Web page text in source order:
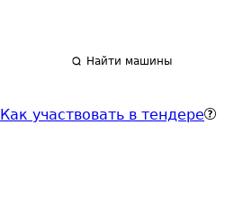
Найти машины
Как участвовать в тендере